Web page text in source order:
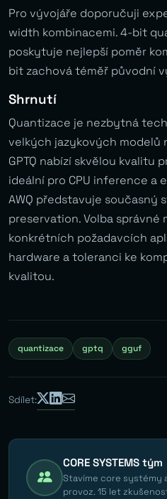
Pro vývojáře doporučuji
width kombinacemi. 4-bit
poskytuje nejlepší poměr
bit zachová téměř původní
Shrnutí
Quantizace je nezbytná
velkých jazykových modelů
GPTQ nabízí skvělou kvalitu
ideální pro CPU inference a
AWQ představuje
preservation. Volba správné
konkrétních požadavcích
hardware a toleranci ke
kvalitou.
quantizace gptq gguf
Sdílet:
CORE SYSTEMS tým
Stavíme core systémy
provoz. 15 let